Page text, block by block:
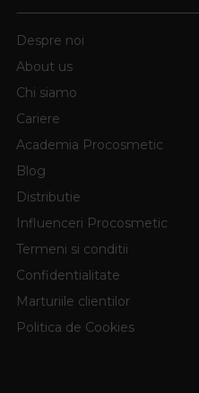
Despre noi
About us
Chi siamo
Cariere
Academia Procosmetic
Blog
Distributie
Influenceri Procosmetic
Termeni si conditii
Confidentialitate
Marturiile clientilor
Politica de Cookies